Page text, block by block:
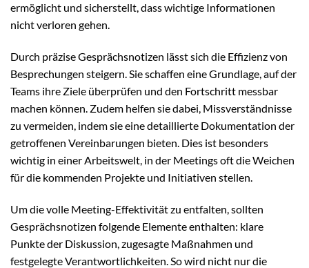
ermöglicht und sicherstellt, dass wichtige Informationen
nicht verloren gehen.
Durch präzise Gesprächsnotizen lässt sich die Effizienz von
Besprechungen steigern. Sie schaffen eine Grundlage, auf der
Teams ihre Ziele überprüfen und den Fortschritt messbar
machen können. Zudem helfen sie dabei, Missverständnisse
zu vermeiden, indem sie eine detaillierte Dokumentation der
getroffenen Vereinbarungen bieten. Dies ist besonders
wichtig in einer Arbeitswelt, in der Meetings oft die Weichen
für die kommenden Projekte und Initiativen stellen.
Um die volle Meeting-Effektivität zu entfalten, sollten
Gesprächsnotizen folgende Elemente enthalten: klare
Punkte der Diskussion, zugesagte Maßnahmen und
festgelegte Verantwortlichkeiten. So wird nicht nur die